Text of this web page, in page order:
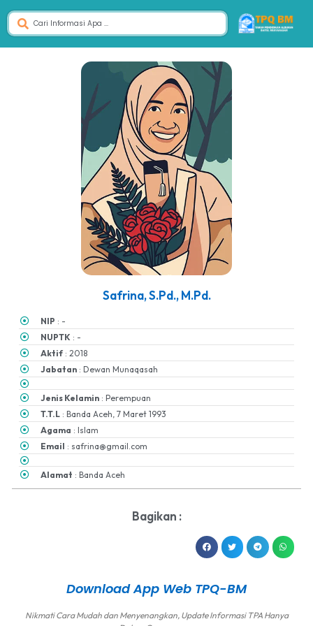
Safrina, S.Pd., M.Pd.
NIP : -
NUPTK : -
Aktif : 2018
Jabatan : Dewan Munaqasah
Jenis Kelamin : Perempuan
T.T.L : Banda Aceh, 7 Maret 1993
Agama : Islam
Email : safrina@gmail.com
Alamat : Banda Aceh
Bagikan :
Download App Web TPQ-BM
Nikmati Cara Mudah dan Menyenangkan, Update Informasi TPA Hanya